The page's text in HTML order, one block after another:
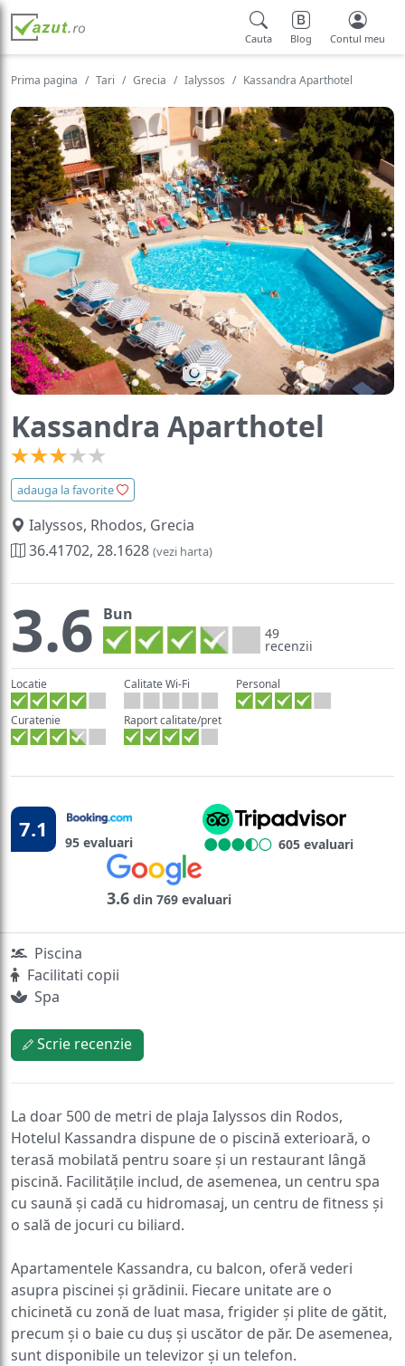
Cauta Blog Contul meu
Prima pagina Tari Grecia Ialyssos Kassandra Aparthotel
2
Kassandra Aparthotel
adauga la favorite
Ialyssos, Rhodos, Grecia
36.41702, 28.1628 (vezi harta)
3.6 Bun
49
recenzii
Locatie Calitate Wi-Fi Personal
Curatenie Raport calitate/pret
7.1 95 evaluari 605 evaluari
3.6 din 769 evaluari
Piscina
Facilitati copii
Spa
Scrie recenzie
La doar 500 de metri de plaja Ialyssos din Rodos,
Hotelul Kassandra dispune de o piscină exterioară, o
terasă mobilată pentru soare și un restaurant lângă
piscină. Facilitățile includ, de asemenea, un centru spa
cu saună și cadă cu hidromasaj, un centru de fitness și
o sală de jocuri cu biliard.
Apartamentele Kassandra, cu balcon, oferă vederi
asupra piscinei și grădinii. Fiecare unitate are o
chicinetă cu zonă de luat masa, frigider și plite de gătit,
precum și o baie cu duș și uscător de păr. De asemenea,
sunt disponibile un televizor și un telefon.